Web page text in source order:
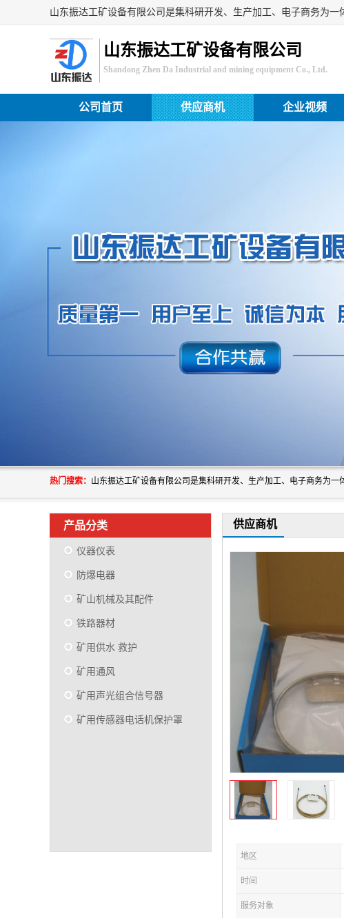
山东振达工矿设备有限公司
Shandong Zhen Da Industrial and mining equipment Co., Ltd.
公司首页 供应商机 企业视频
热门搜索：
产品分类
仪器仪表
防爆电器
矿山机械及其配件
铁路器材
矿用供水 救护
矿用通风
矿用声光组合信号器
矿用传感器电话机保护罩
供应商机
地区
时间
服务对象